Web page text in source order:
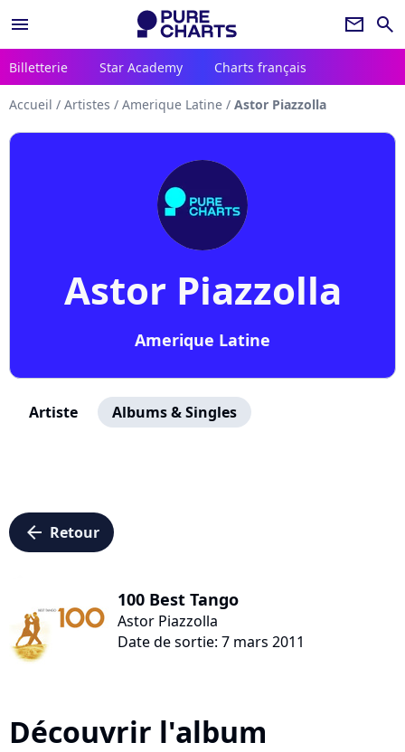
menu newsletter search
Billetterie Star Academy Charts français
Accueil / Artistes / Amerique Latine / Astor Piazzolla
Astor Piazzolla
Amerique Latine
Artiste Albums & Singles
arrow_left Retour
100 Best Tango
Astor Piazzolla
Date de sortie: 7 mars 2011
Découvrir l'album